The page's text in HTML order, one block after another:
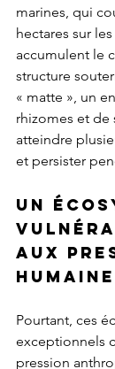
marines, qui
hectares sur
accumulent le
structure
« matte », un
rhizomes et
atteindre
et persister
Un
aux
Pourtant, ces
exceptionnels
pression